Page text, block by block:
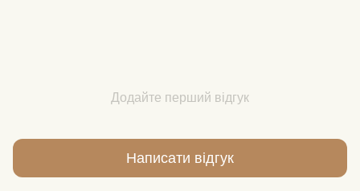
Додайте перший відгук
Написати відгук